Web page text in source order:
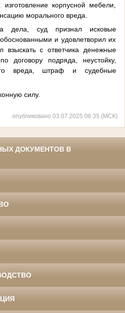
корпусной мебели,
морального вреда.
дела, суд признал исковые
и удовлетворил их
взыскать с ответчика денежные
договору подряда, неустойку,
вреда, штраф и судебные
силу.
опубликовано 03.07.2025 06:35 (МСК)
ДОКУМЕНТОВ В